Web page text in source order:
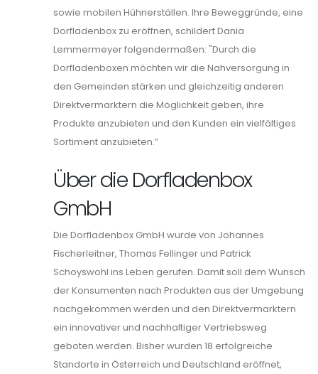
sowie mobilen Hühnerställen. Ihre Beweggründe, eine
Dorfladenbox zu eröffnen, schildert Dania
Lemmermeyer folgendermaßen: "Durch die
Dorfladenboxen möchten wir die Nahversorgung in
den Gemeinden stärken und gleichzeitig anderen
Direktvermarktern die Möglichkeit geben, ihre
Produkte anzubieten und den Kunden ein vielfältiges
Sortiment anzubieten.”
Über die Dorfladenbox
GmbH
Die Dorfladenbox GmbH wurde von Johannes
Fischerleitner, Thomas Fellinger und Patrick
Schoyswohl ins Leben gerufen. Damit soll dem Wunsch
der Konsumenten nach Produkten aus der Umgebung
nachgekommen werden und den Direktvermarktern
ein innovativer und nachhaltiger Vertriebsweg
geboten werden. Bisher wurden 18 erfolgreiche
Standorte in Österreich und Deutschland eröffnet,